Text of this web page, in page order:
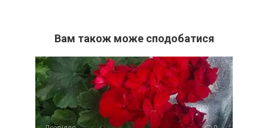
Вам також може сподобатися